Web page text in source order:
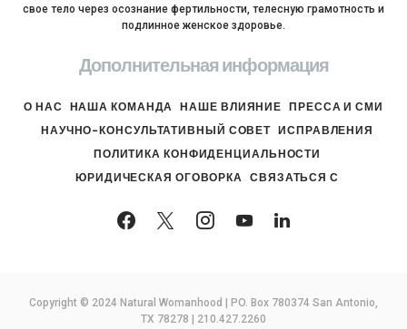
свое тело через осознание фертильности, телесную грамотность и
подлинное женское здоровье.
Дополнительная информация
О НАС НАША КОМАНДА НАШЕ ВЛИЯНИЕ
ПРЕССА И СМИ
НАУЧНО-КОНСУЛЬТАТИВНЫЙ СОВЕТ ИСПРАВЛЕНИЯ
ПОЛИТИКА КОНФИДЕНЦИАЛЬНОСТИ
ЮРИДИЧЕСКАЯ ОГОВОРКА
СВЯЗАТЬСЯ С
Copyright © 2024 Natural Womanhood | PO. Box 780374 San Antonio,
TX 78278 | 210.427.2260